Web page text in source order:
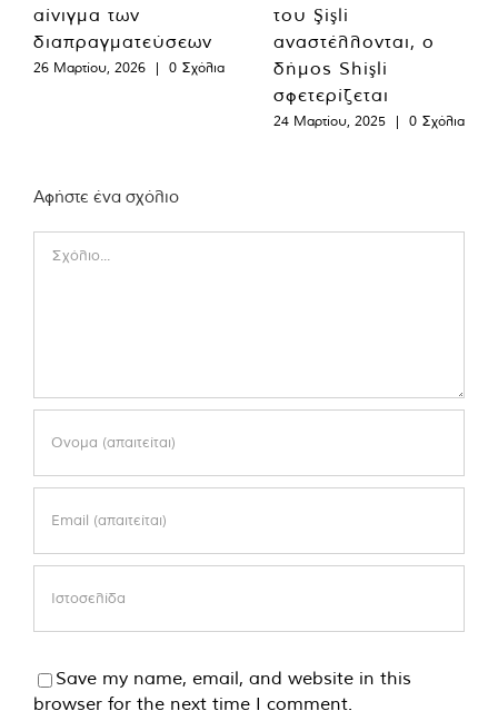
αίνιγμα των
διαπραγματεύσεων
26 Μαρτίου, 2026 | 0 Σχόλια
του Şişli
αναστέλλονται, ο
δήμος Shişli
σφετερίζεται
24 Μαρτίου, 2025 | 0 Σχόλια
Αφήστε ένα σχόλιο
Save my name, email, and website in this
browser for the next time I comment.